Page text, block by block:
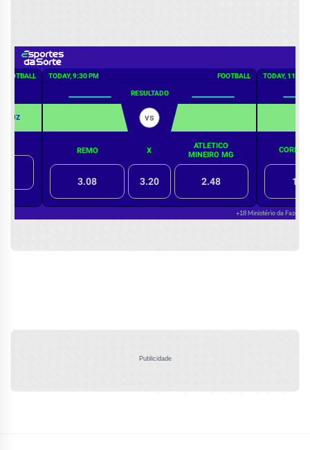
Publicidade